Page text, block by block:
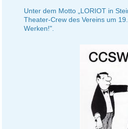
Unter dem Motto „LORIOT in
Theater-Crew des Vereins um
Werken!".